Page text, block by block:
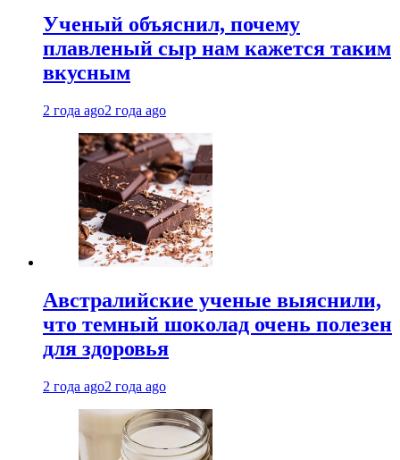
Ученый объяснил, почему
плавленый сыр нам кажется таким
вкусным
2 года ago2 года ago
Австралийские ученые выяснили,
что темный шоколад очень полезен
для здоровья
2 года ago2 года ago